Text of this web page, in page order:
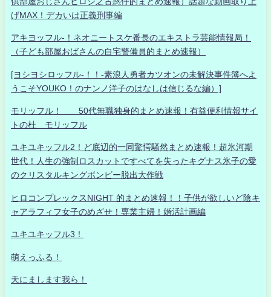
げMAX！デカいは正義刑事編
アキヨッフル-！ネオニートスケ番長のエキストラ芸能情報局！
（子ども部屋おばさんの自宅警備員的まとめ速報）
[ヨシヨシロッフル-！！-素浪人勇者カツオンの未解決事件簿へよ
うこそYOUKO！のナンノ洋子のはなしは信じるな編）]
モリッフル！ 50代無職独身的まとめ速報！有益便利情報サイ
トの杜 モリッフル
ユキユキッフル2！ど底辺的一同驚愕騒然まとめ速報！超氷河期
世代！人生の強制ロスカットですべてを失ったキグナス氷子の愛
のクリスタルキングボンビー脱出大作戦
ヒロコンプレックスNIGHT 的まとめ速報！！子供が欲しいど陰キ
ャアラフィフ女子のめざせ！専業主婦！婚活計画編
ユキユキッフル3！
萌えっふる！
天にまします我ら！